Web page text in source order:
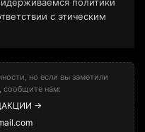
с этическим
но если вы заметили
сообщите нам:
→